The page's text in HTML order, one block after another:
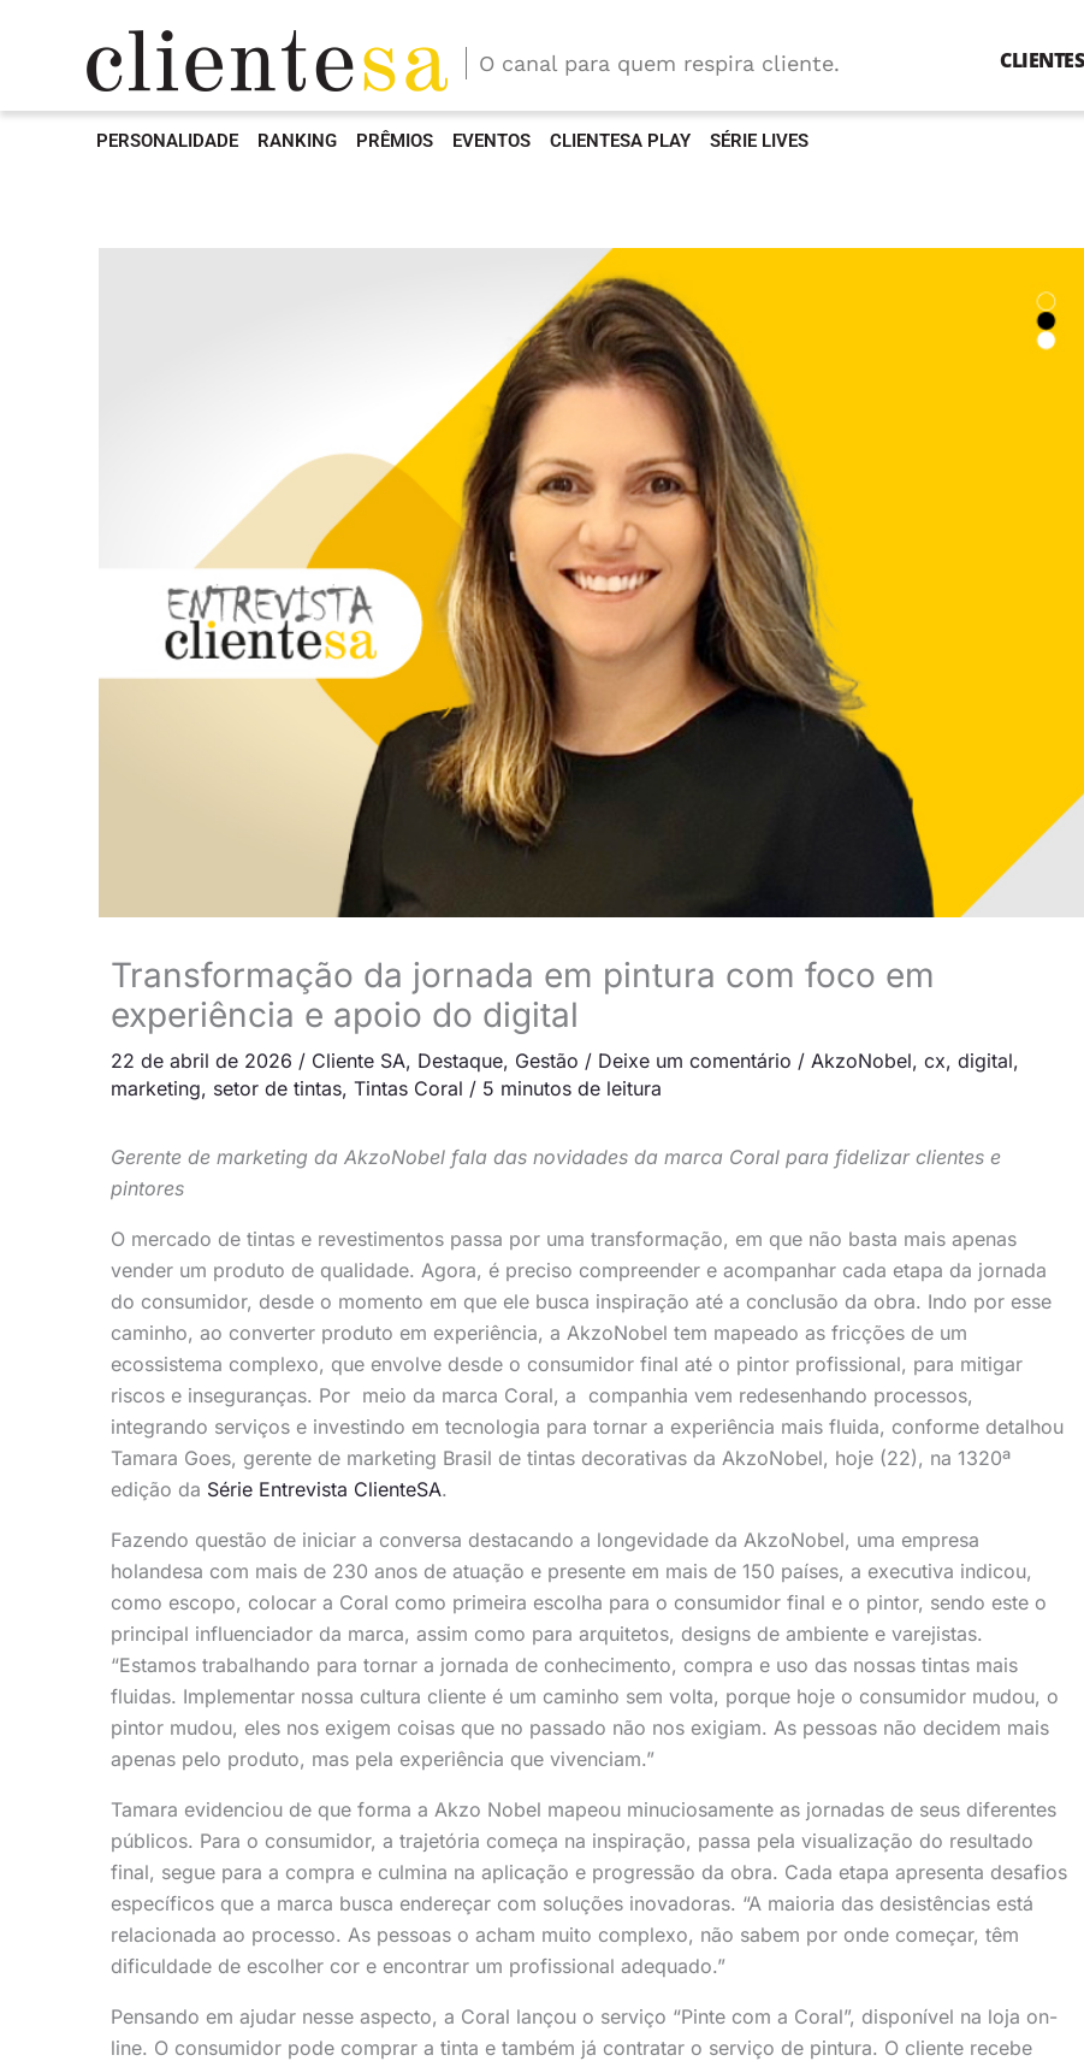
O canal para quem respira cliente.
PERSONALIDADE RANKING PRÊMIOS EVENTOS CLIENTESA PLAY SÉRIE LIVES
Transformação da jornada em pintura com foco em
experiência e apoio do digital
22 de abril de 2026 / Cliente SA, Destaque, Gestão / Deixe um comentário / AkzoNobel, cx, digital,
marketing, setor de tintas, Tintas Coral / 5 minutos de leitura
Gerente de marketing da AkzoNobel fala das novidades da marca Coral para fidelizar clientes e
pintores
O mercado de tintas e revestimentos passa por uma transformação, em que não basta mais apenas
vender um produto de qualidade. Agora, é preciso compreender e acompanhar cada etapa da jornada
do consumidor, desde o momento em que ele busca inspiração até a conclusão da obra. Indo por esse
caminho, ao converter produto em experiência, a AkzoNobel tem mapeado as fricções de um
ecossistema complexo, que envolve desde o consumidor final até o pintor profissional, para mitigar
riscos e inseguranças. Por meio da marca Coral, a companhia vem redesenhando processos,
integrando serviços e investindo em tecnologia para tornar a experiência mais fluida, conforme detalhou
Tamara Goes, gerente de marketing Brasil de tintas decorativas da AkzoNobel, hoje (22), na 1320ª
edição da Série Entrevista ClienteSA.
Fazendo questão de iniciar a conversa destacando a longevidade da AkzoNobel, uma empresa
holandesa com mais de 230 anos de atuação e presente em mais de 150 países, a executiva indicou,
como escopo, colocar a Coral como primeira escolha para o consumidor final e o pintor, sendo este o
principal influenciador da marca, assim como para arquitetos, designs de ambiente e varejistas.
“Estamos trabalhando para tornar a jornada de conhecimento, compra e uso das nossas tintas mais
fluidas. Implementar nossa cultura cliente é um caminho sem volta, porque hoje o consumidor mudou, o
pintor mudou, eles nos exigem coisas que no passado não nos exigiam. As pessoas não decidem mais
apenas pelo produto, mas pela experiência que vivenciam.”
Tamara evidenciou de que forma a Akzo Nobel mapeou minuciosamente as jornadas de seus diferentes
públicos. Para o consumidor, a trajetória começa na inspiração, passa pela visualização do resultado
final, segue para a compra e culmina na aplicação e progressão da obra. Cada etapa apresenta desafios
específicos que a marca busca endereçar com soluções inovadoras. “A maioria das desistências está
relacionada ao processo. As pessoas o acham muito complexo, não sabem por onde começar, têm
dificuldade de escolher cor e encontrar um profissional adequado.”
Pensando em ajudar nesse aspecto, a Coral lançou o serviço “Pinte com a Coral”, disponível na loja on-
line. O consumidor pode comprar a tinta e também já contratar o serviço de pintura. O cliente recebe